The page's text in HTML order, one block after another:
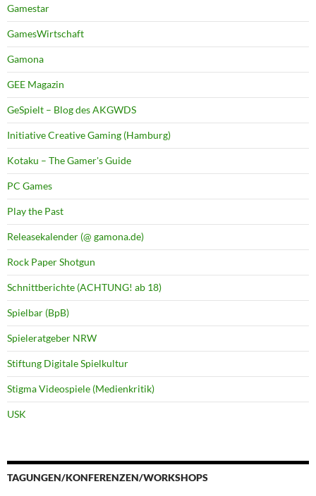
Gamestar
GamesWirtschaft
Gamona
GEE Magazin
GeSpielt – Blog des AKGWDS
Initiative Creative Gaming (Hamburg)
Kotaku – The Gamer's Guide
PC Games
Play the Past
Releasekalender (@ gamona.de)
Rock Paper Shotgun
Schnittberichte (ACHTUNG! ab 18)
Spielbar (BpB)
Spieleratgeber NRW
Stiftung Digitale Spielkultur
Stigma Videospiele (Medienkritik)
USK
TAGUNGEN/KONFERENZEN/WORKSHOPS